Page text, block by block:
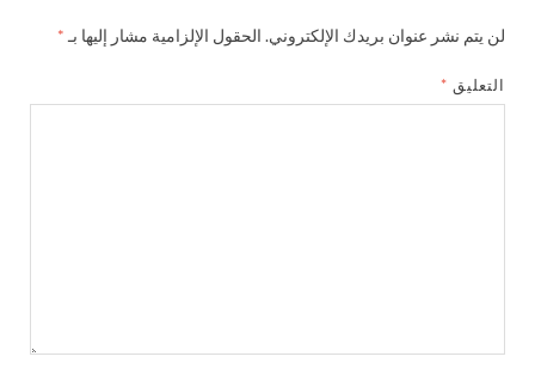
لن يتم نشر عنوان بريدك الإلكتروني. الحقول الإلزامية مشار إليها بـ *
التعليق *